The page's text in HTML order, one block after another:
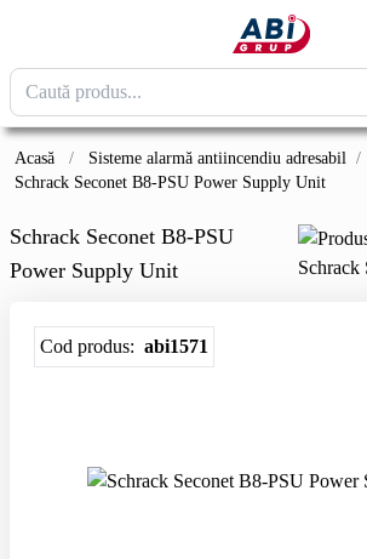
Acasă / Sisteme alarmă antiincendiu adresabil /
Schrack Seconet B8-PSU Power Supply Unit
Schrack Seconet B8-PSU
Power Supply Unit
Cod produs: abi1571